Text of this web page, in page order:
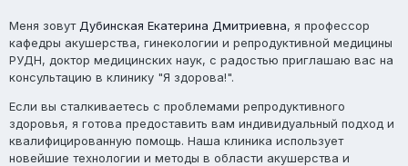
Меня зовут Дубинская Екатерина Дмитриевна, я профессор
кафедры акушерства, гинекологии и репродуктивной медицины
РУДН, доктор медицинских наук, с радостью приглашаю вас на
консультацию в клинику "Я здорова!".
Если вы сталкиваетесь с проблемами репродуктивного
здоровья, я готова предоставить вам индивидуальный подход и
квалифицированную помощь. Наша клиника использует
новейшие технологии и методы в области акушерства и